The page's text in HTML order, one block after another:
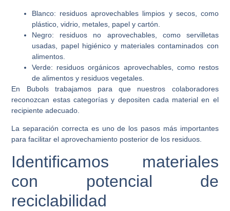
Blanco: residuos aprovechables limpios y secos, como
plástico, vidrio, metales, papel y cartón.
Negro: residuos no aprovechables, como servilletas
usadas, papel higiénico y materiales contaminados con
alimentos.
Verde: residuos orgánicos aprovechables, como restos
de alimentos y residuos vegetales.
En Bubols trabajamos para que nuestros colaboradores
reconozcan estas categorías y depositen cada material en el
recipiente adecuado.
La separación correcta es uno de los pasos más importantes
para facilitar el aprovechamiento posterior de los residuos.
Identificamos materiales
con potencial de
reciclabilidad